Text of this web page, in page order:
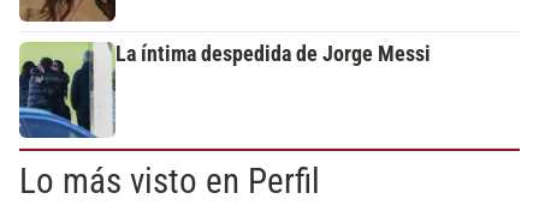
La íntima despedida de Jorge Messi
Lo más visto en Perfil